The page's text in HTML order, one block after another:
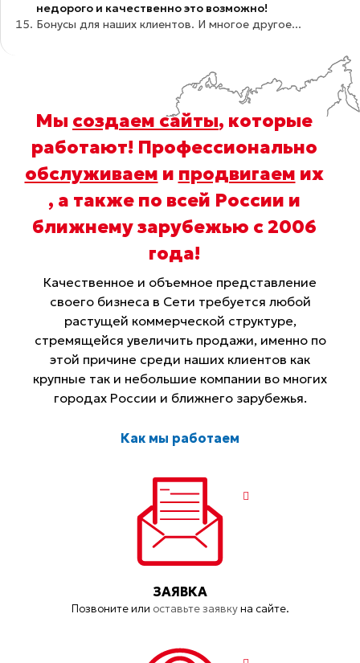
недорого и качественно это возможно!
Бонусы для наших клиентов. И многое другое...
Мы создаем сайты, которые
работают! Профессионально
обслуживаем и продвигаем их
, а также по всей России и
ближнему зарубежью с 2006
года!
Качественное и объемное представление
своего бизнеса в Сети требуется любой
растущей коммерческой структуре,
стремящейся увеличить продажи, именно по
этой причине среди наших клиентов как
крупные так и небольшие компании во многих
городах России и ближнего зарубежья.
Как мы работаем
ЗАЯВКА
Позвоните или оставьте заявкуна сайте.